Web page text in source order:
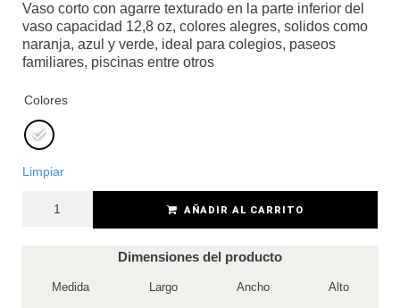
Vaso corto con agarre texturado en la parte inferior del
vaso capacidad 12,8 oz, colores alegres, solidos como
naranja, azul y verde, ideal para colegios, paseos
familiares, piscinas entre otros
Colores
Limpiar
AÑADIR AL CARRITO
Dimensiones del producto
Medida Largo Ancho Alto